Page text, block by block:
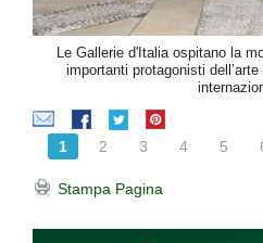
Le Gallerie d'Italia ospitano la
importanti protagonisti
1 2 3 4 5
Stampa Pagina